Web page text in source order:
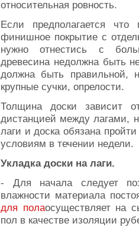
относительная ровность.
Если предполагается что
финишное покрытие с
нужно отнестись с
древесина недолжна быть
должна быть правильной,
крупные сучки, опрелости.
Толщина доски зависит
дистанцией между лагами,
лаги и доска обязана
условиям в течении недели.
Укладка доски на лаги.
- Для начала следует
влажности материала
для полаосуществляет на
пол в качестве изоляции